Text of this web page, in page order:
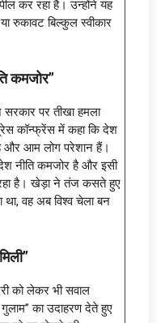
कर रहा है। उन्होंने यह
रुकावट बिल्कुल स्वीकार
कमजोर”
पर तीखा हमला
कॉन्फ्रेंस में कहा कि देश
और आम लोग परेशान हैं।
नीति कमजोर है और इसी
है। खेड़ा ने तंज कसते हुए
वह अब विश्व चेला बन
को लेकर भी सवाल
गुलाम” का उदाहरण देते हुए